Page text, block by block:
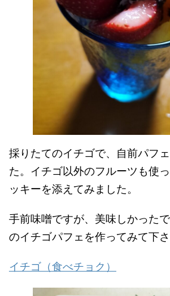
採りたてのイチゴで、自前パフ
た。イチゴ以外のフルーツも使
ッキーを添えてみました。
手前味噌ですが、美味しかった
のイチゴパフェを作ってみて下さ
イチゴ（食べチョク）